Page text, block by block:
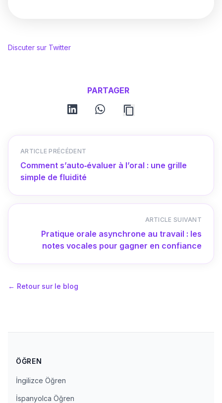
Discuter sur Twitter
PARTAGER
linkedin whatsapp
ARTICLE PRÉCÉDENT
Comment s’auto‑évaluer à l’oral : une grille
simple de fluidité
ARTICLE SUIVANT
Pratique orale asynchrone au travail : les
notes vocales pour gagner en confiance
← Retour sur le blog
ÖĞREN
İngilizce Öğren
İspanyolca Öğren